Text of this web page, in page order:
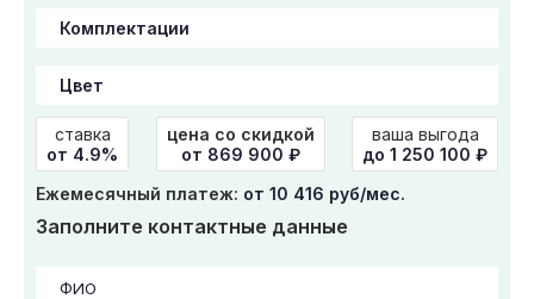
ставка
от 4.9%
цена со скидкой
от 869 900 ₽
ваша выгода
до 1 250 100 ₽
Ежемесячный платеж: от 10 416 руб/мес.
Заполните контактные данные